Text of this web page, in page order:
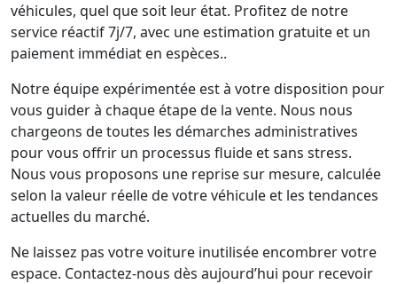
véhicules, quel que soit leur état. Profitez de notre
service réactif 7j/7, avec une estimation gratuite et un
paiement immédiat en espèces..
Notre équipe expérimentée est à votre disposition pour
vous guider à chaque étape de la vente. Nous nous
chargeons de toutes les démarches administratives
pour vous offrir un processus fluide et sans stress.
Nous vous proposons une reprise sur mesure, calculée
selon la valeur réelle de votre véhicule et les tendances
actuelles du marché.
Ne laissez pas votre voiture inutilisée encombrer votre
espace. Contactez-nous dès aujourd’hui pour recevoir